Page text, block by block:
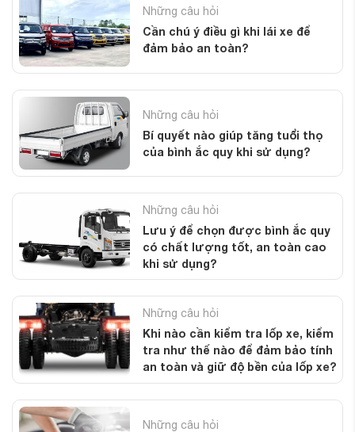
Những câu hỏi
Cần chú ý điều gì khi lái xe để
đảm bảo an toàn?
Những câu hỏi
Bí quyết nào giúp tăng tuổi thọ
của bình ắc quy khi sử dụng?
Những câu hỏi
Lưu ý để chọn được bình ắc quy
có chất lượng tốt, an toàn cao
khi sử dụng?
Những câu hỏi
Khi nào cần kiểm tra lốp xe, kiểm
tra như thế nào để đảm bảo tính
an toàn và giữ độ bền của lốp xe?
Những câu hỏi